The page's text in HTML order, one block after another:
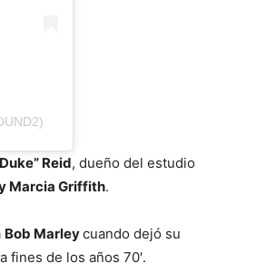
Reid, dueño del estudio
Marcia Griffith.
Bob Marleycuando dejó su
a fines de los años 70′.